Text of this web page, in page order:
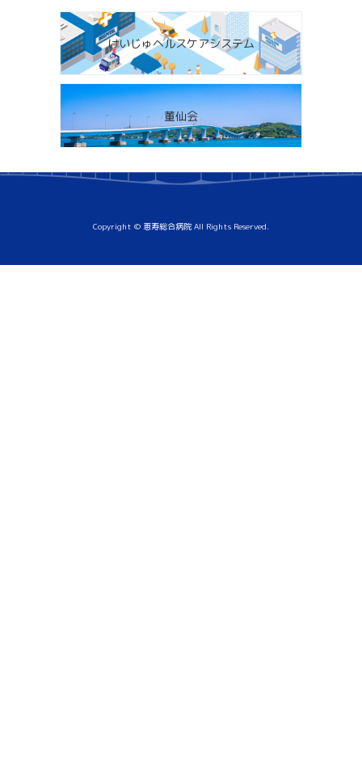
けいじゅヘルスケアシステム
董仙会
Copyright © 恵寿総合病院 All Rights Reserved.